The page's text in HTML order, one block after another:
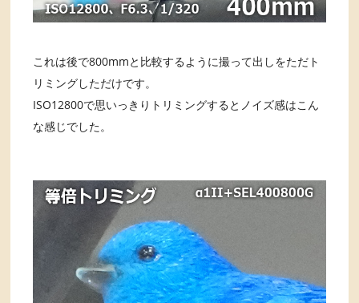
これは後で800mmと比較するように撮って出しをただト
リミングしただけです。
ISO12800で思いっきりトリミングするとノイズ感はこん
な感じでした。